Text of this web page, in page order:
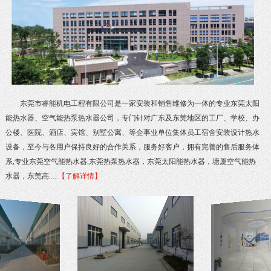
东莞市睿能机电工程有限公司是一家安装和销售维修为一体的专业东莞太阳
能热水器、空气能热泵热水器公司，专门针对广东及东莞地区的工厂、学校、办
公楼、医院、酒店、宾馆、别墅公寓、等企事业单位集体员工宿舍安装设计热水
设备，至今与各用户保持良好的合作关系，服务好客户，拥有完善的售后服务体
系,专业东莞空气能热水器,东莞热泵热水器，东莞太阳能热水器，塘厦空气能热
水器，东莞高..... 【了解详情】